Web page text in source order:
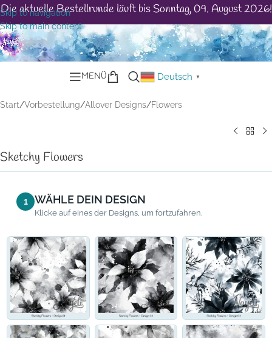
Skip to navigation
Skip to main content
Die aktuelle Bestellrunde läuft bis Sonntag, 09. August 2026!
MENÜ Deutsch ▼
Start/Vorbestellung/Allover Designs/Flowers
Sketchy Flowers
1 WÄHLE DEIN DESIGN
Klicke auf eines der Designs, um fortzufahren.